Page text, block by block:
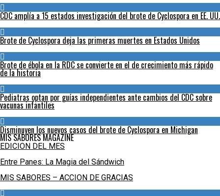
CDC amplía a 15 estados investigación del brote de Cyclospora en EE. UU.
Brote de Cyclospora deja las primeras muertes en Estados Unidos
Brote de ébola en la RDC se convierte en el de crecimiento más rápido
de la historia
Pediatras optan por guías independientes ante cambios del CDC sobre
vacunas infantiles
Disminuyen los nuevos casos del brote de Cyclospora en Michigan
MIS SABORES MAGAZINE
EDICION DEL MES
Entre Panes: La Magia del Sándwich
MIS SABORES – ACCION DE GRACIAS